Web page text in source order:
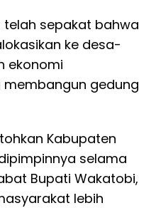
telah sepakat bahwa
ke desa-
ekonomi
gedung
Kabupaten
selama
Bupati Wakatobi,
lebih